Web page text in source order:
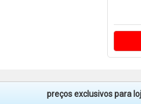
preços exclusivos para